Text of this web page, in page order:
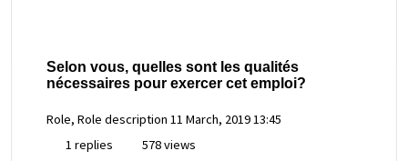
Selon vous, quelles sont les qualités
nécessaires pour exercer cet emploi?
Role, Role description 11 March, 2019 13:45
1 replies
578 views